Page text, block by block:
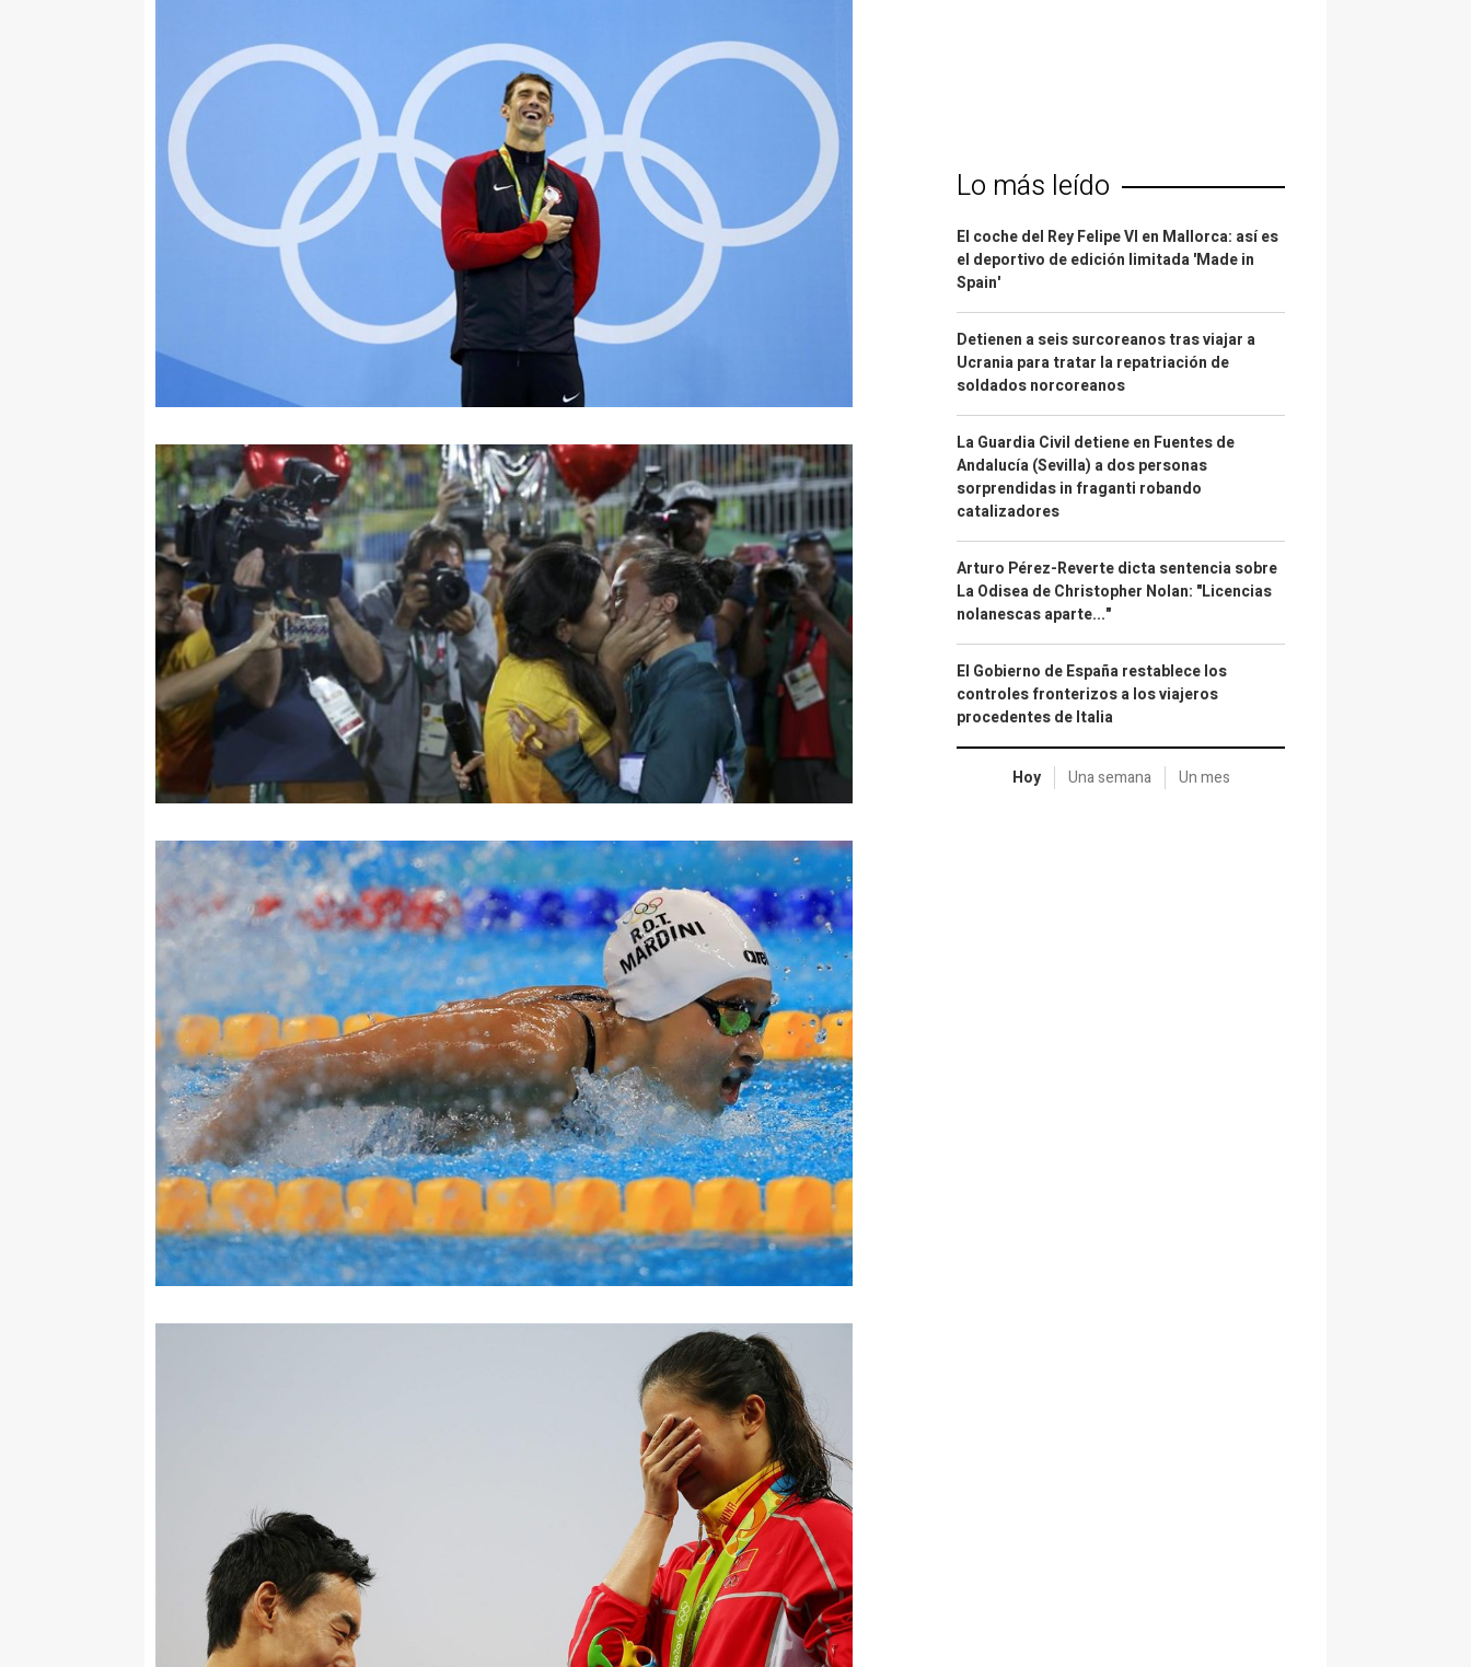
Lo más leído
El coche del Rey Felipe VI en Mallorca: así es
el deportivo de edición limitada 'Made in
Spain'
Detienen a seis surcoreanos tras viajar a
Ucrania para tratar la repatriación de
soldados norcoreanos
La Guardia Civil detiene en Fuentes de
Andalucía (Sevilla) a dos personas
sorprendidas in fraganti robando
catalizadores
Arturo Pérez-Reverte dicta sentencia sobre
La Odisea de Christopher Nolan: "Licencias
nolanescas aparte..."
El Gobierno de España restablece los
controles fronterizos a los viajeros
procedentes de Italia
Hoy Una semana Un mes